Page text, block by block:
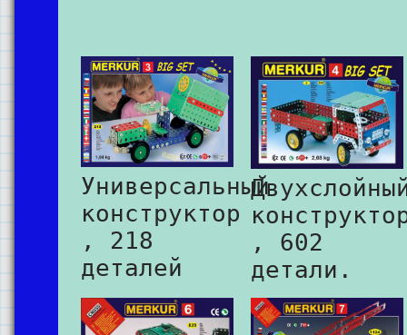
Универсальный
конструктор
, 218
деталей
, 602
детали.